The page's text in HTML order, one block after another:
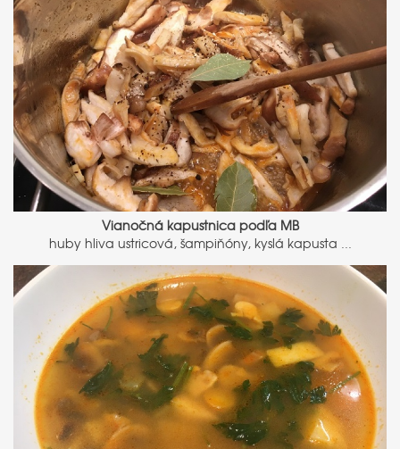
Vianočná kapustnica podľa MB
huby hliva ustricová, šampiňóny, kyslá kapusta ...